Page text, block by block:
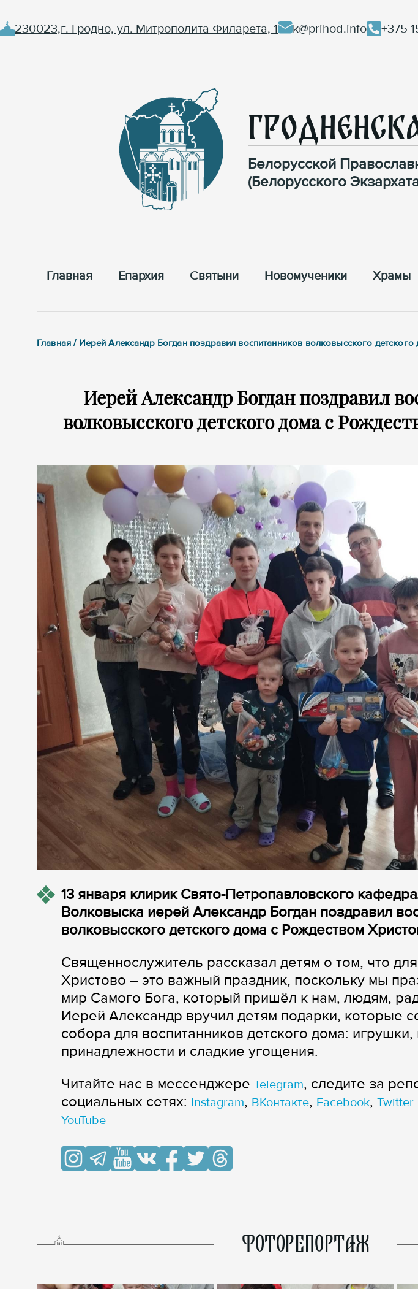
230023,г. Гродно, ул. Митрополита Филарета, 1 k@prihod.info +375
Белорусской
(Белорусского
Главная Епархия Cвятыни Новомученики Храмы
Главная / Иерей Александр Богдан поздравил воспитанников волковысского
Иерей Александр Богдан поздравил
волковысского детского дома с
13 января клирик Свято-Петропавловского
Волковыска иерей Александр Богдан поздравил
волковысского детского дома с Рождеством
Священнослужитель рассказал детям о том, что
Христово – это важный праздник, поскольку мы
мир Самого Бога, который пришёл к нам, людям,
Иерей Александр вручил детям подарки, которые
собора для воспитанников детского дома:
принадлежности и сладкие угощения.
Читайте нас в мессенджере Telegram, следите за
cоциальных сетях: Instagram, ВКонтакте, Facebook, Twitter
YouTube
ФОТОРЕПОРТАЖ